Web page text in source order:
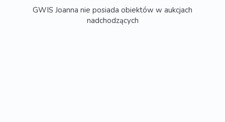
GWIS Joanna nie posiada obiektów w aukcjach
nadchodzących